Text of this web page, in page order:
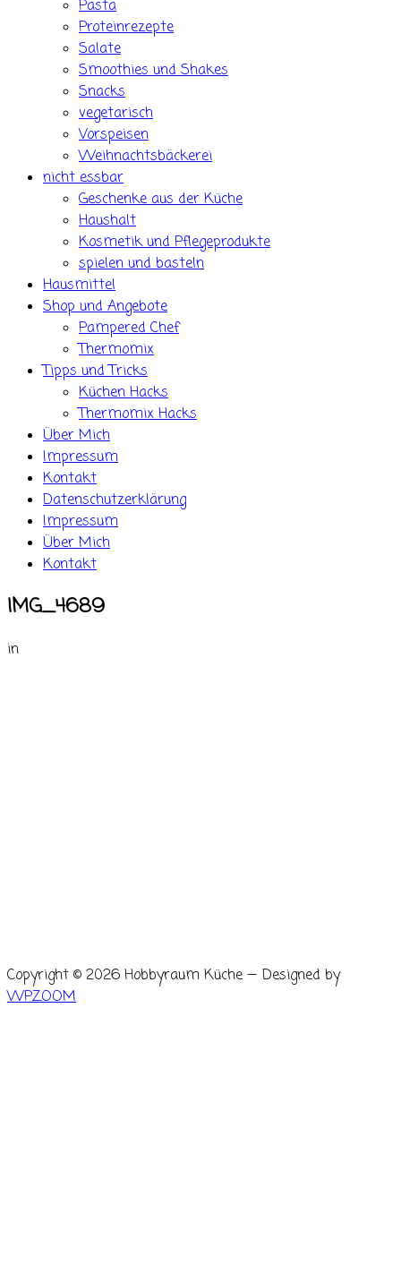
Pasta
Proteinrezepte
Salate
Smoothies und Shakes
Snacks
vegetarisch
Vorspeisen
Weihnachtsbäckerei
nicht essbar
Geschenke aus der Küche
Haushalt
Kosmetik und Pflegeprodukte
spielen und basteln
Hausmittel
Shop und Angebote
Pampered Chef
Thermomix
Tipps und Tricks
Küchen Hacks
Thermomix Hacks
Über Mich
Impressum
Kontakt
Datenschutzerklärung
Impressum
Über Mich
Kontakt
IMG_4689
in
Copyright © 2026 Hobbyraum Küche — Designed by
WPZOOM